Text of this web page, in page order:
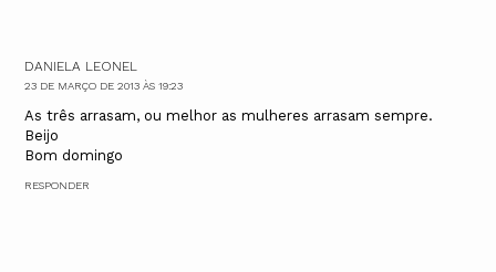
DANIELA LEONEL
23 DE MARÇO DE 2013 ÀS 19:23
As três arrasam, ou melhor as mulheres arrasam sempre.
Beijo
Bom domingo
RESPONDER